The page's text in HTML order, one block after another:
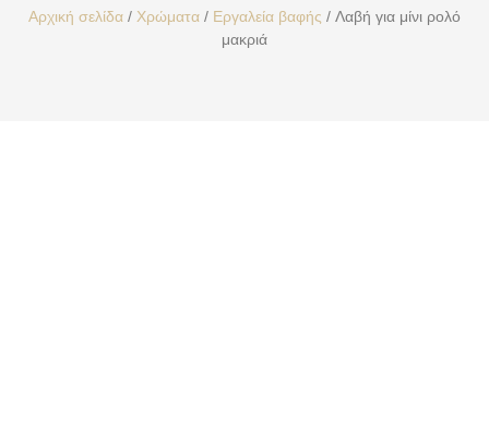
Αρχική σελίδα / Χρώματα / Εργαλεία βαφής / Λαβή για μίνι ρολό
μακριά